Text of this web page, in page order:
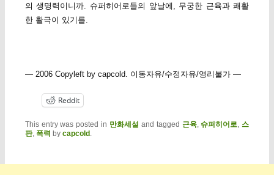
의 생명력이니까. 슈퍼히어로들의 앞날에, 무궁한 근육과 쾌활
한 활극이 있기를.
— 2006 Copyleft by capcold. 이동자유/수정자유/영리불가 —
Reddit
This entry was posted in 만화세설 and tagged 근육, 슈퍼히어로
스
판, 폭력 by capcold.